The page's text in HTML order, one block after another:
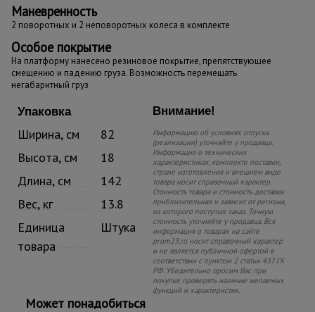
Маневренность
2 поворотных и 2 неповоротных колеса в комплекте
Особое покрытие
На платформу нанесено резиновое покрытие, препятствующее
смещению и падению груза. Возможность перемещать
негабаритный груз
Упаковка
Ширина, см
82
Высота, см
18
Длина, см
142
Вес, кг
13.8
Единица
товара
Штука
Внимание!
Информацию об условиях отпуска
(реализации) уточняйте у продавца.
Информация о технических
характеристиках, комплекте поставки,
стране изготовления и внешнем виде
товара носит справочный характер.
Стоимость товара и стоимость доставки
приблизительная и зависит от региона,
из которого поступил заказ. Точную
стоимость уточняйте у продавца. Вся
информация о товарах на сайте
prom23.ru носит справочный характер
и не является публичной офертой в
соответствии с пунктом 2 статьи 437 ГК
РФ. Убедительно просим Вас при
покупке проверять наличие желаемых
функций и характеристик.
Может понадобиться